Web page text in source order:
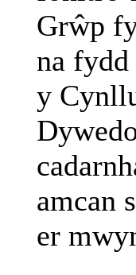
Grŵp
na fydd
y
amcan
er